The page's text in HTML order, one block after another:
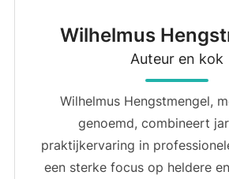
Wilhelmus
Auteur en kok
Wilhelmus Hengstmengel,
genoemd, combineert
praktijkervaring in
een sterke focus op heldere